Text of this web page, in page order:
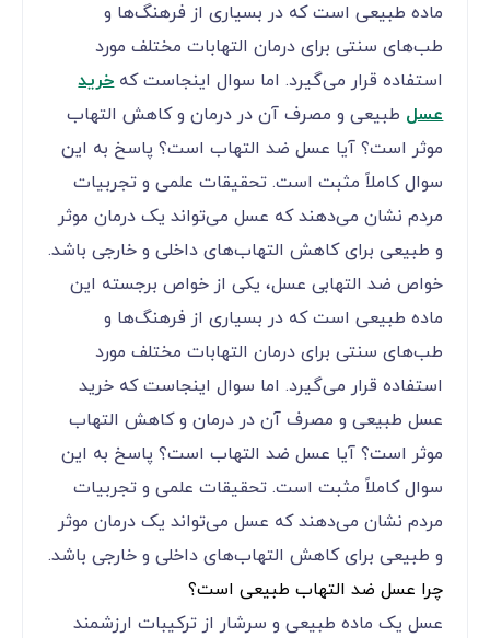
ماده طبیعی است که در بسیاری از فرهنگ‌ها و
طب‌های سنتی برای درمان التهابات مختلف مورد
استفاده قرار می‌گیرد. اما سوال اینجاست کهخرید
عسل طبیعی و مصرف آن در درمان و کاهش التهاب
موثر است؟ آیا عسل ضد التهاب است؟ پاسخ به این
سوال کاملاً مثبت است. تحقیقات علمی و تجربیات
مردم نشان می‌دهند که عسل می‌تواند یک درمان موثر
و طبیعی برای کاهش التهاب‌های داخلی و خارجی باشد.
خواص ضد التهابی عسل، یکی از خواص برجسته این
ماده طبیعی است که در بسیاری از فرهنگ‌ها و
طب‌های سنتی برای درمان التهابات مختلف مورد
استفاده قرار می‌گیرد. اما سوال اینجاست که خرید
عسل طبیعی و مصرف آن در درمان و کاهش التهاب
موثر است؟ آیا عسل ضد التهاب است؟ پاسخ به این
سوال کاملاً مثبت است. تحقیقات علمی و تجربیات
مردم نشان می‌دهند که عسل می‌تواند یک درمان موثر
و طبیعی برای کاهش التهاب‌های داخلی و خارجی باشد.
چرا عسل ضد التهاب طبیعی است؟
عسل یک ماده طبیعی و سرشار از ترکیبات ارزشمند